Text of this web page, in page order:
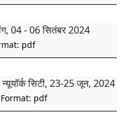
04 - 06 सितंबर 2024
pdf
सिटी, 23-25 जून, 2024
pdf